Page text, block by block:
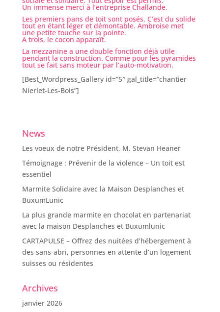
Un immense merci à l’entreprise Challande.
Les premiers pans de toit sont posés. C’est du solide
tout en étant léger et démontable. Ambroise met
une petite touche sur la pointe.
A trois, le cocon apparaît.
La mezzanine a une double fonction déjà utile
pendant la construction. Comme pour les pyramides
tout se fait sans moteur par l’auto-motivation.
[Best_Wordpress_Gallery id=”5″ gal_title=”chantier
Nierlet-Les-Bois”]
News
Les voeux de notre Président, M. Stevan Heaner
Témoignage : Prévenir de la violence – Un toit est
essentiel
Marmite Solidaire avec la Maison Desplanches et
BuxumLunic
La plus grande marmite en chocolat en partenariat
avec la maison Desplanches et Buxumlunic
CARTAPULSE – Offrez des nuitées d’hébergement à
des sans-abri, personnes en attente d’un logement
suisses ou résidentes
Archives
janvier 2026